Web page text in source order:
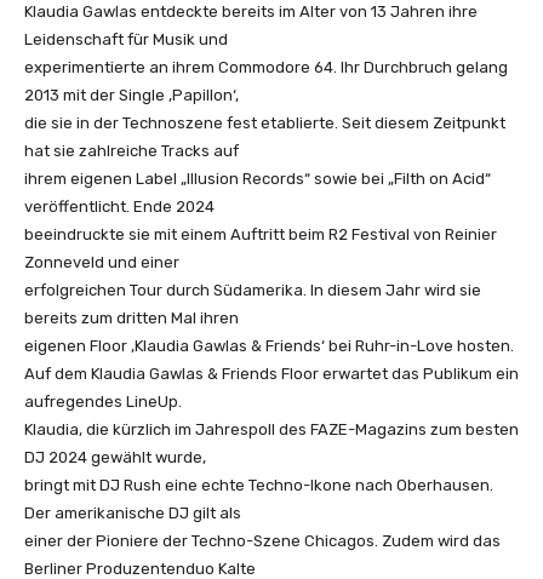
Klaudia Gawlas entdeckte bereits im Alter von 13 Jahren ihre
Leidenschaft für Musik und
experimentierte an ihrem Commodore 64. Ihr Durchbruch gelang
2013 mit der Single ‚Papillon‘,
die sie in der Technoszene fest etablierte. Seit diesem Zeitpunkt
hat sie zahlreiche Tracks auf
ihrem eigenen Label „Illusion Records“ sowie bei „Filth on Acid“
veröffentlicht. Ende 2024
beeindruckte sie mit einem Auftritt beim R2 Festival von Reinier
Zonneveld und einer
erfolgreichen Tour durch Südamerika. In diesem Jahr wird sie
bereits zum dritten Mal ihren
eigenen Floor ‚Klaudia Gawlas & Friends‘ bei Ruhr-in-Love hosten.
Auf dem Klaudia Gawlas & Friends Floor erwartet das Publikum ein
aufregendes LineUp.
Klaudia, die kürzlich im Jahrespoll des FAZE-Magazins zum besten
DJ 2024 gewählt wurde,
bringt mit DJ Rush eine echte Techno-Ikone nach Oberhausen.
Der amerikanische DJ gilt als
einer der Pioniere der Techno-Szene Chicagos. Zudem wird das
Berliner Produzentenduo Kalte